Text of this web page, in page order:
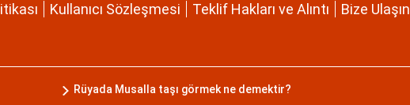
Kullanıcı Sözleşmesi Teklif Hakları ve Alıntı Bize Ulaşın
Rüyada Musalla taşı görmek ne demektir?